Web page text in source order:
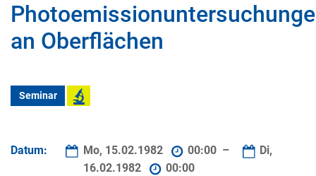
an Oberflächen
Seminar
Datum: Mo, 15.02.1982 00:00 –
Di,
16.02.1982
00:00